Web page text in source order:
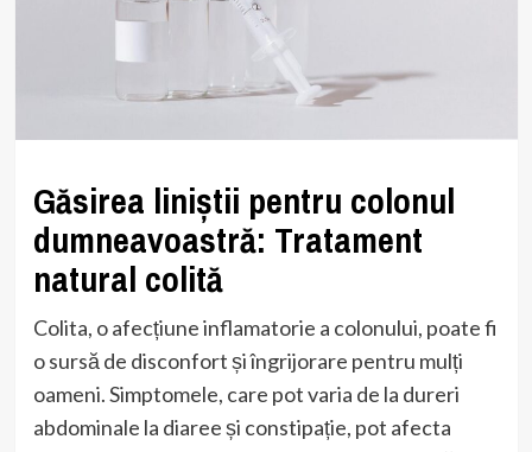
Găsirea liniștii pentru colonul
dumneavoastră: Tratament
natural colită
Colita, o afecțiune inflamatorie a colonului, poate fi
o sursă de disconfort și îngrijorare pentru mulți
oameni. Simptomele, care pot varia de la dureri
abdominale la diaree și constipație, pot afecta